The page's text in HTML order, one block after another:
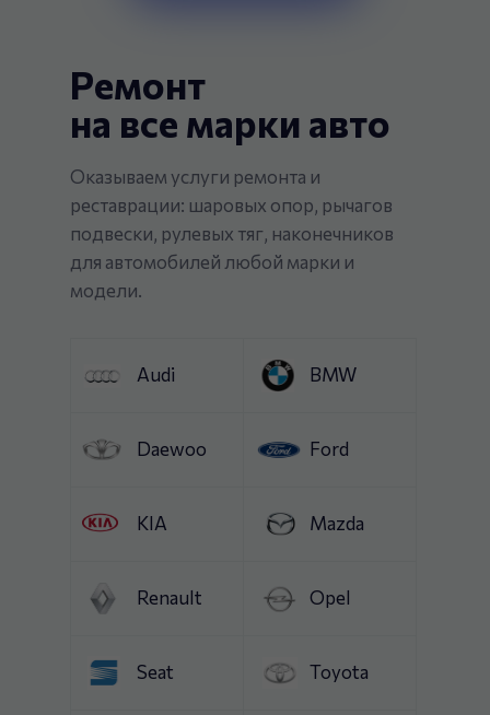
Оказываем услуги ремонта и
реставрации: шаровых опор, рычагов
подвески, рулевых тяг, наконечников
для автомобилей любой марки и
модели.
Ремонт
на все марки авто
BMW
Ford
Mazda
Opel
Toyota
Audi
Seat
KIA
Daewoo
Renault